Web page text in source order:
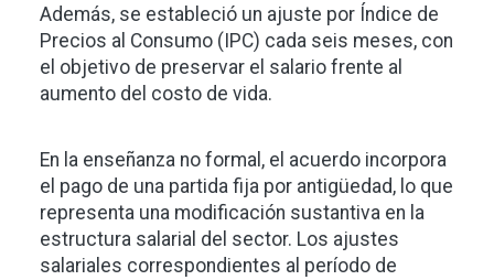
Además, se estableció un ajuste por Índice de
Precios al Consumo (IPC) cada seis meses, con
el objetivo de preservar el salario frente al
aumento del costo de vida.
En la enseñanza no formal, el acuerdo incorpora
el pago de una partida fija por antigüedad, lo que
representa una modificación sustantiva en la
estructura salarial del sector. Los ajustes
salariales correspondientes al período de